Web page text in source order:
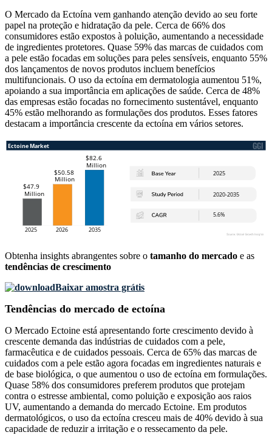
O Mercado da Ectoína vem ganhando atenção devido ao seu forte
papel na proteção e hidratação da pele. Cerca de 66% dos
consumidores estão expostos à poluição, aumentando a necessidade
de ingredientes protetores. Quase 59% das marcas de cuidados com
a pele estão focadas em soluções para peles sensíveis, enquanto 55%
dos lançamentos de novos produtos incluem benefícios
multifuncionais. O uso da ectoína em dermatologia aumentou 51%,
apoiando a sua importância em aplicações de saúde. Cerca de 48%
das empresas estão focadas no fornecimento sustentável, enquanto
45% estão melhorando as formulações dos produtos. Esses fatores
destacam a importância crescente da ectoína em vários setores.
Obtenha insights abrangentes sobre o tamanho do mercado e as
tendências de crescimento
Baixar amostra grátis
Tendências do mercado de ectoína
O Mercado Ectoine está apresentando forte crescimento devido à
crescente demanda das indústrias de cuidados com a pele,
farmacêutica e de cuidados pessoais. Cerca de 65% das marcas de
cuidados com a pele estão agora focadas em ingredientes naturais e
de base biológica, o que aumentou o uso de ectoína em formulações.
Quase 58% dos consumidores preferem produtos que protejam
contra o estresse ambiental, como poluição e exposição aos raios
UV, aumentando a demanda do mercado Ectoine. Em produtos
dermatológicos, o uso da ectoína cresceu mais de 40% devido à sua
capacidade de reduzir a irritação e o ressecamento da pele.